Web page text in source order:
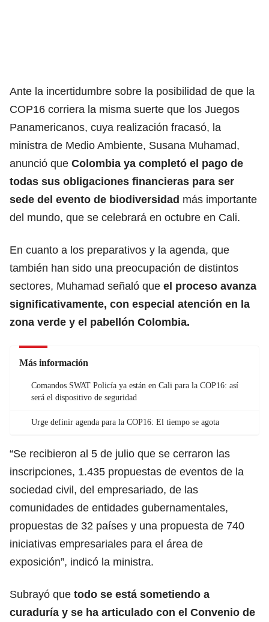
Ante la incertidumbre sobre la posibilidad de que la
COP16 corriera la misma suerte que los Juegos
Panamericanos, cuya realización fracasó, la
ministra de Medio Ambiente, Susana Muhamad,
anunció que Colombia ya completó el pago de
todas sus obligaciones financieras para ser
sede del evento de biodiversidad más importante
del mundo, que se celebrará en octubre en Cali.
En cuanto a los preparativos y la agenda, que
también han sido una preocupación de distintos
sectores, Muhamad señaló que el proceso avanza
significativamente, con especial atención en la
zona verde y el pabellón Colombia.
Más información
Comandos SWAT Policía ya están en Cali para la COP16: así
será el dispositivo de seguridad
Urge definir agenda para la COP16: El tiempo se agota
“Se recibieron al 5 de julio que se cerraron las
inscripciones, 1.435 propuestas de eventos de la
sociedad civil, del empresariado, de las
comunidades de entidades gubernamentales,
propuestas de 32 países y una propuesta de 740
iniciativas empresariales para el área de
exposición”, indicó la ministra.
Subrayó que todo se está sometiendo a
curaduría y se ha articulado con el Convenio de